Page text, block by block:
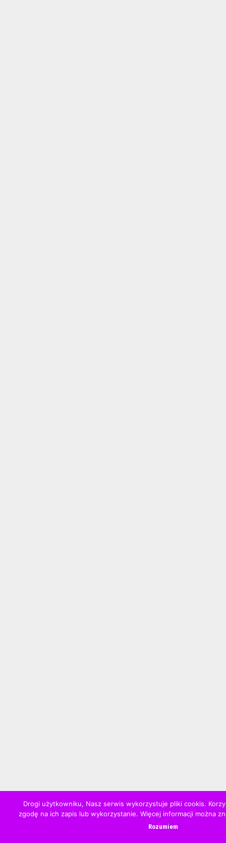
Drogi użytkowniku, Nasz serwis wykorzystuje pliki cookis.
zgodę na ich zapis lub wykorzystanie. Więcej informacji można
Rozumiem